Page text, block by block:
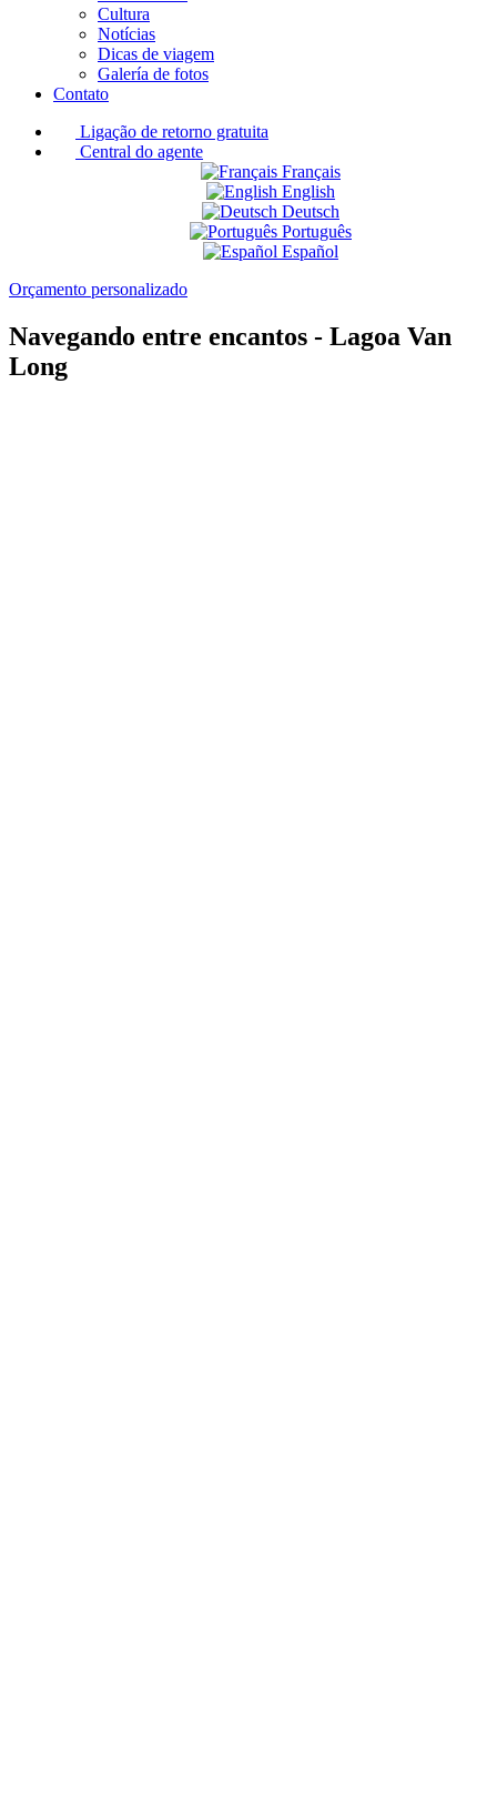
Cultura
Notícias
Dicas de viagem
Galería de fotos
Contato
Ligação de retorno gratuita
Central do agente
Français
English
Deutsch
Português
Español
Orçamento personalizado
Navegando entre encantos - Lagoa Van
Long